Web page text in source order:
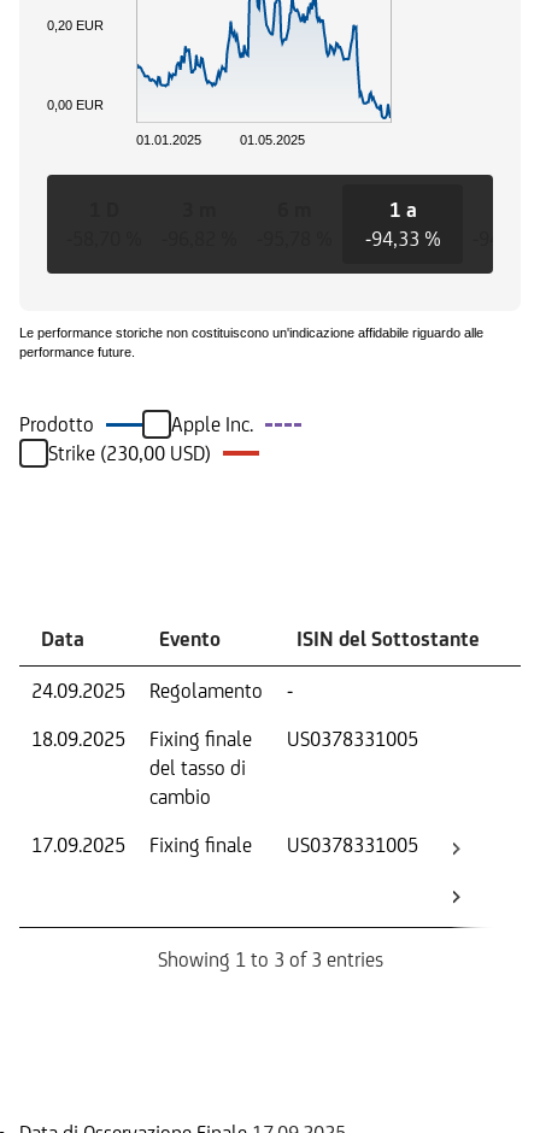
01.01.2025 01.05.2025
0,00 EUR
0,20 EUR
1 a
-94,33 %
Le performance storiche non costituiscono un'indicazione affidabile riguardo alle
performance future.
Prodotto
Apple Inc.
Strike (230,00 USD)
Data Evento ISIN del Sottostante
24.09.2025 Regolamento -
18.09.2025
Fixing finale
del tasso di
cambio
US0378331005
17.09.2025 Fixing finale US0378331005
Showing 1 to 3 of 3 entries